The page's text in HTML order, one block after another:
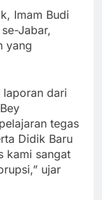
Imam Budi
Jabar,
yang
laporan dari
tegas
Didik Baru
kami sangat
ujar